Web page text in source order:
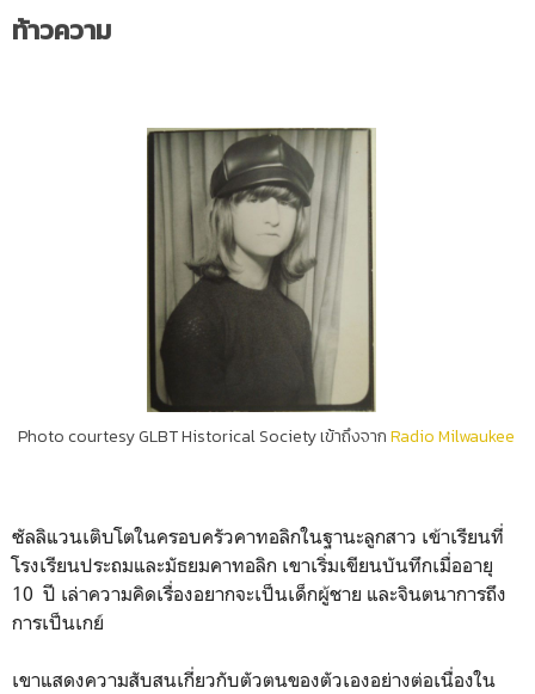
ท้าวความ
Photo courtesy GLBT Historical Society เข้าถึงจากRadio Milwaukee
ซัลลิแวนเติบโตในครอบครัวคาทอลิกในฐานะลูกสาว เข้าเรียนที่
โรงเรียนประถมและมัธยมคาทอลิก เขาเริ่มเขียนบันทึกเมื่ออายุ
10 ปี เล่าความคิดเรื่องอยากจะเป็นเด็กผู้ชาย และจินตนาการถึง
การเป็นเกย์
เขาแสดงความสับสนเกี่ยวกับตัวตนของตัวเองอย่างต่อเนื่องใน